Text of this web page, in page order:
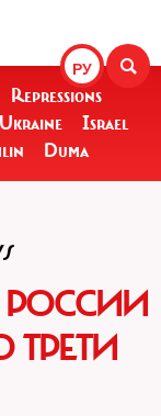
РУ
Repressions
Ukraine
Israel
Duma
РОССИИ
ТРЕТИ